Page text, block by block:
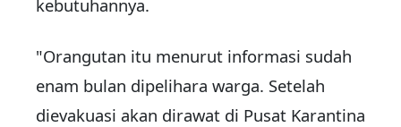
kebutuhannya.
"Orangutan itu menurut informasi sudah
enam bulan dipelihara warga. Setelah
dievakuasi akan dirawat di Pusat Karantina